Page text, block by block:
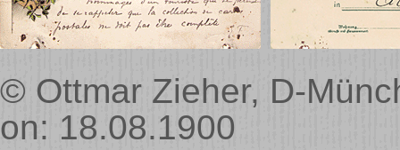
© Ottmar Zieher, D-
on: 18.08.1900